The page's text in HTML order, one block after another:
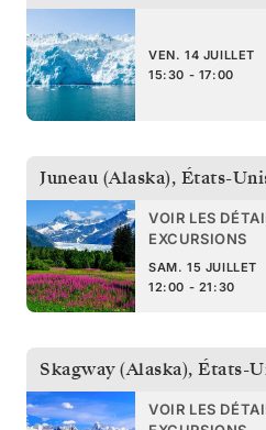
VEN. 14 JUILLET
15:30 - 17:00
Juneau (Alaska), États-
VOIR LES
EXCURSIONS
SAM. 15 JUILLET
12:00 - 21:30
Skagway (Alaska), États-
VOIR LES